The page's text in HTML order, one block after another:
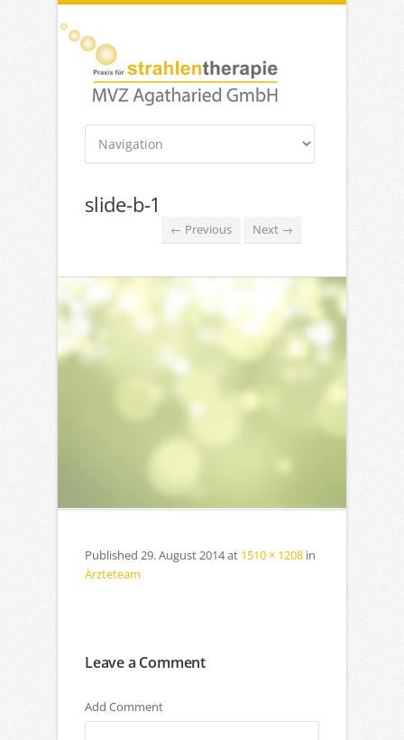
slide-b-1
← Previous Next →
Published 29. August 2014at 1510 × 1208 in
Ärzteteam
Leave a Comment
Add Comment